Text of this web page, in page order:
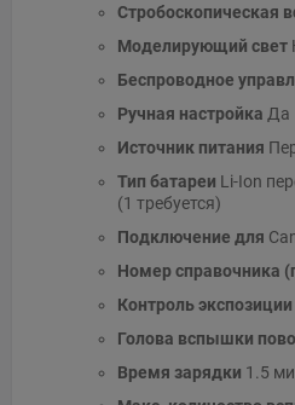
Стробоскопическая
Моделирующий свет
Беспроводное
Ручная настройка Да
Источник питания
Тип батареи Li-Ion
(1 требуется)
Подключение для
Номер справочника
Контроль экспозиции
Голова вспышки
Время зарядки 1.5